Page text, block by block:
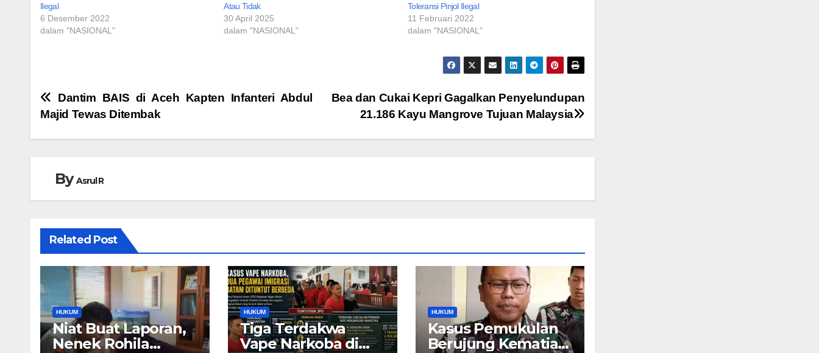
Ilegal
6 Desember 2022
dalam "NASIONAL"
Atau Tidak
30 April 2025
dalam "NASIONAL"
Toleransi Pinjol Ilegal
11 Februari 2022
dalam "NASIONAL"
Navigasi
pos
Bea dan Cukai Kepri Gagalkan Penyelundupan
21.186 Kayu Mangrove Tujuan Malaysia
Dantim BAIS di Aceh Kapten Infanteri Abdul
Majid Tewas Ditembak
ByAsrul R
Related Post
HUKUM
Niat Buat Laporan,
Nenek Rohila
HUKUM
Tiga Terdakwa
Vape Narkoba di
HUKUM
Kasus Pemukulan
Berujung Kematian